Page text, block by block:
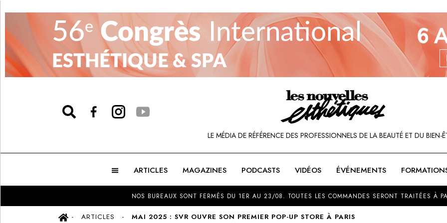
LE MÉDIA DE RÉFÉRENCE DES PROFESSIONNELS DE LA BEAUTÉ ET DU BIEN-
ARTICLES MAGAZINES PODCASTS VIDÉOS ÉVÉNEMENTS
NOS BUREAUX SONT FERMÉS DU 1ER AU 23/08. TOUTES LES COMMANDES SERONT TRAITÉES À
ARTICLES MAI 2025 : SVR OUVRE SON PREMIER POP-UP STORE À PARIS